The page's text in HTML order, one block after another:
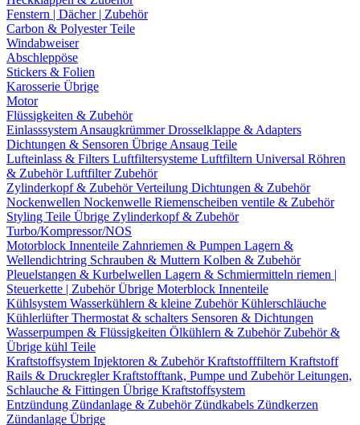
Fenstern | Dächer | Zubehör
Carbon & Polyester Teile
Windabweiser
Abschleppöse
Stickers & Folien
Karosserie Übrige
Motor
Flüssigkeiten & Zubehör
Einlasssystem AnsaugkrümmerDrosselklappe & Adapters
Dichtungen & Sensoren Übrige Ansaug Teile
Lufteinlass & Filters Luftfiltersysteme Luftfiltern Universal Röhren
& ZubehörLuftfilter Zubehör
Zylinderkopf & ZubehörVerteilung Dichtungen & Zubehör
Nockenwellen Nockenwelle Riemenscheiben ventile & Zubehör
Styling Teile Übrige Zylinderkopf & Zubehör
Turbo/Kompressor/NOS
Motorblock Innenteile Zahnriemen & Pumpen Lagern &
Wellendichtring Schrauben & Muttern Kolben & Zubehör
Pleuelstangen & Kurbelwellen Lagern & Schmiermitteln riemen |
Steuerkette | ZubehörÜbrige Moterblock Innenteile
Kühlsystem Wasserkühlern & kleine ZubehörKühlerschläuche
KühlerlüfterThermostat & schalters Sensoren & Dichtungen
Wasserpumpen & Flüssigkeiten Ölkühlern & Zubehör Zubehör &
Übrige kühl Teile
Kraftstoffsystem Injektoren & ZubehörKraftstofffiltern Kraftstoff
Rails & DruckreglerKraftstofftank, Pumpe und ZubehörLeitungen,
Schlauche & Fittingen Übrige Kraftstoffsystem
Entzündung Zündanlage & Zubehör Zündkabels Zündkerzen
Zündanlage Übrige